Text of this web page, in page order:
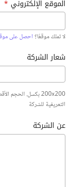
الموقع الإلكتروني *
لا تملك موقعًا؟ احصل على
شعار الشركة
التعريفية للشركة
عن الشركة